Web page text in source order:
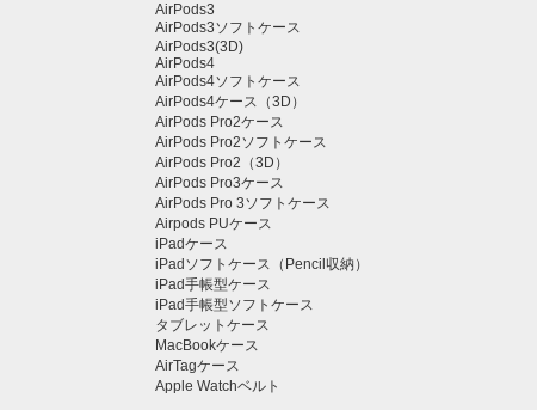
AirPods3
AirPods3ソフトケース
AirPods3(3D)
AirPods4
AirPods4ソフトケース
AirPods4ケース（3D）
AirPods Pro2ケース
AirPods Pro2ソフトケース
AirPods Pro2（3D）
AirPods Pro3ケース
AirPods Pro 3ソフトケース
Airpods PUケース
iPadケース
iPadソフトケース（Pencil収納）
iPad手帳型ケース
iPad手帳型ソフトケース
タブレットケース️
MacBookケース
AirTagケース
Apple Watchベルト